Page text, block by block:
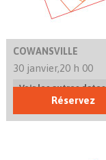
COWANSVILLE
30 janvier,20 h 00
Voir les autres dates
Réservez